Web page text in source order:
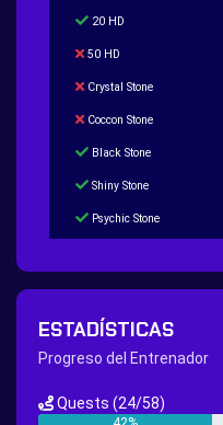
20 HD
50 HD
Crystal Stone
Coccon Stone
Black Stone
Shiny Stone
Psychic Stone
200 Great Ball Quest
Hippie Outfit Quest
New Continent Quest pt.1
ESTADÍSTICAS
Progreso del Entrenador
Quests (24/58)